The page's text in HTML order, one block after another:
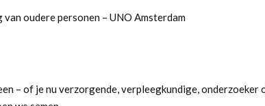
oudere personen – UNO Amsterdam
– of je nu verzorgende, verpleegkundige,